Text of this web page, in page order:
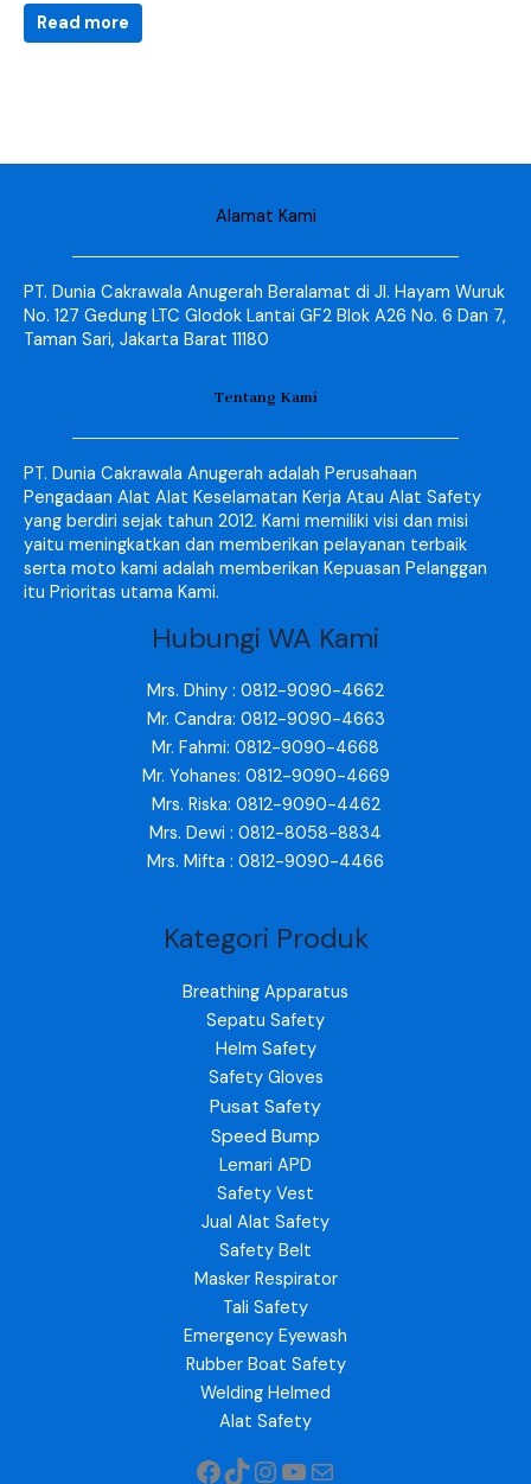
Read more
Alamat Kami
PT. Dunia Cakrawala Anugerah Beralamat di Jl. Hayam Wuruk
No. 127 Gedung LTC Glodok Lantai GF2 Blok A26 No. 6 Dan 7,
Taman Sari, Jakarta Barat 11180
Tentang Kami
PT. Dunia Cakrawala Anugerah adalah Perusahaan
Pengadaan Alat Alat Keselamatan Kerja Atau Alat Safety
yang berdiri sejak tahun 2012. Kami memiliki visi dan misi
yaitu meningkatkan dan memberikan pelayanan terbaik
serta moto kami adalah memberikan Kepuasan Pelanggan
itu Prioritas utama Kami.
Hubungi WA Kami
Mrs. Dhiny : 0812-9090-4662
Mr. Candra: 0812-9090-4663
Mr. Fahmi: 0812-9090-4668
Mr. Yohanes: 0812-9090-4669
Mrs. Riska: 0812-9090-4462
Mrs. Dewi : 0812-8058-8834
Mrs. Mifta : 0812-9090-4466
Kategori Produk
Breathing Apparatus
Sepatu Safety
Helm Safety
Safety Gloves
Pusat Safety
Speed Bump
Lemari APD
Safety Vest
Jual Alat Safety
Safety Belt
Masker Respirator
Tali Safety
Emergency Eyewash
Rubber Boat Safety
Welding Helmed
Alat Safety